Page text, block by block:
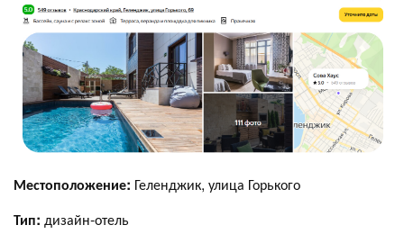
Местоположение: Геленджик, улица Горького
Тип: дизайн-отель